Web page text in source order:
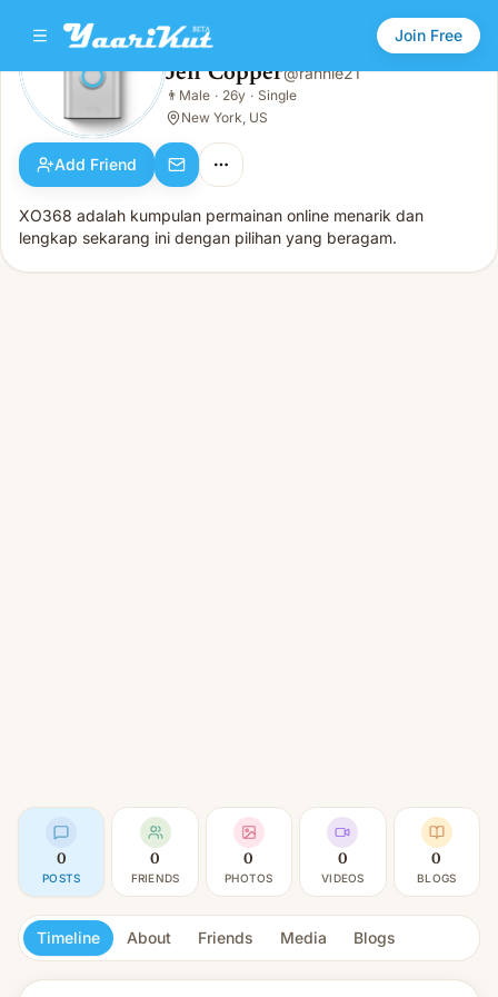
Join Free
Jeff Copper
👨 Male · 26y · Single
Jeff Copper@rannie21
👨 Male · 26y · Single
New York, US
Add Friend
XO368 adalah kumpulan permainan online menarik dan
lengkap sekarang ini dengan pilihan yang beragam.
0
POSTS
0
FRIENDS
0
PHOTOS
0
VIDEOS
0
BLOGS
Timeline About Friends Media Blogs